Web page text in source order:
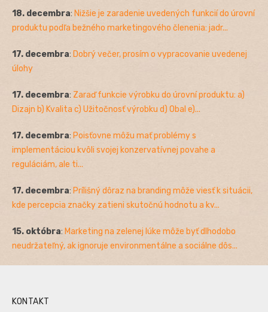
18. decembra: Nižšie je zaradenie uvedených funkcií do úrovní
produktu podľa bežného marketingového členenia: jadr...
17. decembra: Dobrý večer, prosím o vypracovanie uvedenej
úlohy
17. decembra: Zaraď funkcie výrobku do úrovní produktu: a)
Dizajn b) Kvalita c) Užitočnosť výrobku d) Obal e)...
17. decembra: Poisťovne môžu mať problémy s
implementáciou kvôli svojej konzervatívnej povahe a
reguláciám, ale ti...
17. decembra: Prílišný dôraz na branding môže viesť k situácii,
kde percepcia značky zatieni skutočnú hodnotu a kv...
15. októbra: Marketing na zelenej lúke môže byť dlhodobo
neudržateľný, ak ignoruje environmentálne a sociálne dôs...
KONTAKT